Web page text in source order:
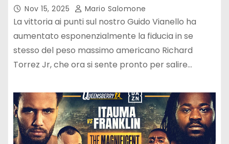
Nov 15, 2025 Mario Salomone
La vittoria ai punti sul nostro Guido Vianello ha
aumentato esponenzialmente la fiducia in se
stesso del peso massimo americano Richard
Torrez Jr, che ora si sente pronto per salire…